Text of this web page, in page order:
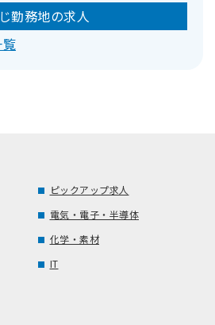
勤務地の求人
ピックアップ求人
電気・電子・半導体
化学・素材
IT